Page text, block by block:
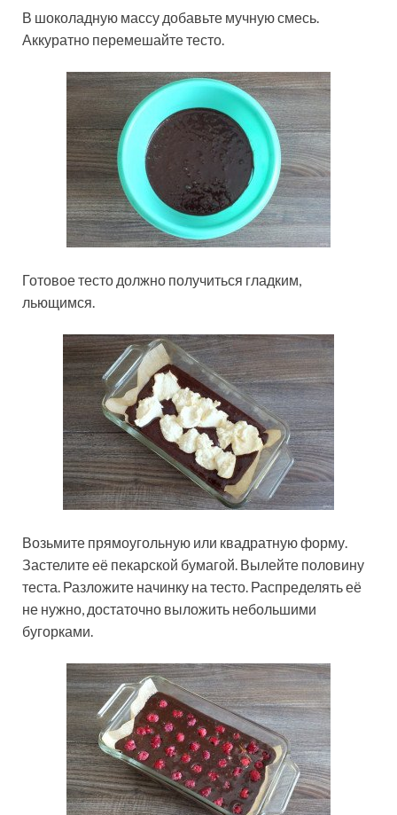
В шоколадную массу добавьте мучную смесь.
Аккуратно перемешайте тесто.
Готовое тесто должно получиться гладким,
льющимся.
Возьмите прямоугольную или квадратную форму.
Застелите её пекарской бумагой. Вылейте половину
теста. Разложите начинку на тесто. Распределять её
не нужно, достаточно выложить небольшими
бугорками.